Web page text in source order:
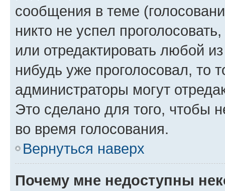
сообщения в теме
никто не успел
или отредактировать любой
нибудь уже проголосовал, то
администраторы могут
Это сделано для того, чтобы
во время голосования.
Вернуться наверх
Почему мне недоступны